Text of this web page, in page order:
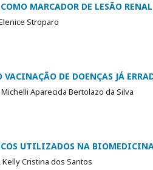
MARCADOR DE LESÃO
Stroparo
DE DOENÇAS JÁ
Aparecida Bertolazo da Silva
UTILIZADOS NA
Cristina dos Santos